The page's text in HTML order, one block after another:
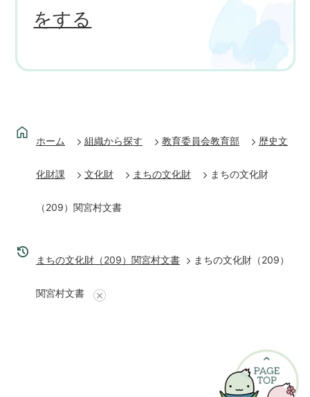
をする
ホーム 組織から探す 教育委員会教育部 歴史文
化財課 文化財 まちの文化財 まちの文化財
（209）関宮村文書
まちの文化財（209）関宮村文書 まちの文化財（209）
関宮村文書